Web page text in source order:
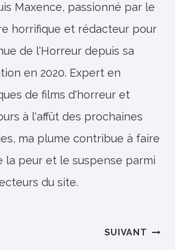
Maxence, passionné par le
horrifique et rédacteur pour
de l'Horreur depuis sa
en 2020. Expert en
de films d'horreur et
à l'affût des prochaines
ma plume contribue à faire
la peur et le suspense parmi
du site.
SUIVANT